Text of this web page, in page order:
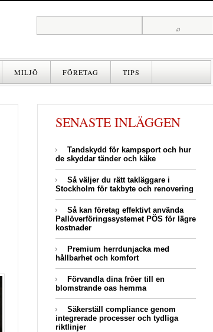
MILJÖ FÖRETAG TIPS
SENASTE INLÄGGEN
Tandskydd för kampsport och hur
de skyddar tänder och käke
Så väljer du rätt takläggare i
Stockholm för takbyte och renovering
Så kan företag effektivt använda
Pallöverföringssystemet PÖS för lägre
kostnader
Premium herrdunjacka med
hållbarhet och komfort
Förvandla dina fröer till en
blomstrande oas hemma
Säkerställ compliance genom
integrerade processer och tydliga
riktlinjer